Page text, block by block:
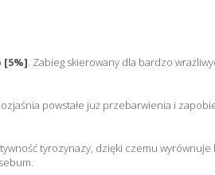
[5%]. Zabieg skierowany dla bardzo
powstałe już przebarwienia i
tyrozynazy, dzięki czemu